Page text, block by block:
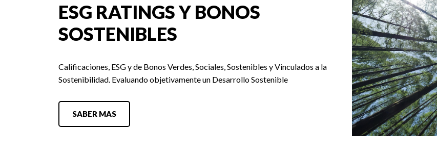
ESG RATINGS Y BONOS
SOSTENIBLES
Calificaciones, ESG y de Bonos Verdes, Sociales, Sostenibles y Vinculados a la
Sostenibilidad. Evaluando objetivamente un Desarrollo Sostenible
SABER MAS